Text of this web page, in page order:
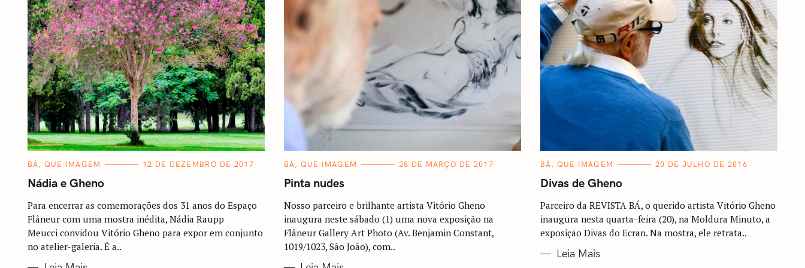
C
T
E
O
R
I
S
BÁ, QUE IMAGEM 12 DE DEZEMBRO DE 2017
Nádia e Gheno
Para encerrar as comemorações dos 31 anos do Espaço
Flâneur com uma mostra inédita, Nádia Raupp
Meucci convidou Vitório Gheno para expor em conjunto
no atelier-galeria. É a..
C
T
E
O
R
I
S
BÁ, QUE IMAGEM 28 DE MARÇO DE 2017
Pinta nudes
Nosso parceiro e brilhante artista Vitório Gheno
inaugura neste sábado (1) uma nova exposição na
Flâneur Gallery Art Photo (Av. Benjamin Constant,
1019/1023, São João), com..
C
T
E
O
R
I
S
BÁ, QUE IMAGEM 20 DE JULHO DE 2016
Divas de Gheno
Parceiro da REVISTA BÁ, o querido artista Vitório Gheno
inaugura nesta quarta-feira (20), na Moldura Minuto, a
exposição Divas do Ecran. Na mostra, ele retrata..
Leia Mais